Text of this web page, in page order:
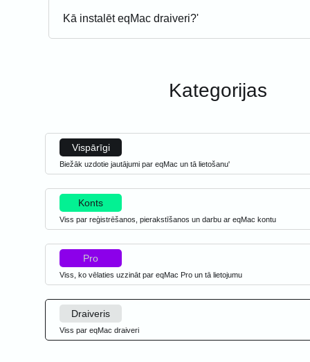
Kā instalēt eqMac draiveri?'
Kategorijas
Vispārīgi
Biežāk uzdotie jautājumi par eqMac un tā lietošanu'
Konts
Viss par reģistrēšanos, pierakstīšanos un darbu ar eqMac kontu
Pro
Viss, ko vēlaties uzzināt par eqMac Pro un tā lietojumu
Draiveris
Viss par eqMac draiveri